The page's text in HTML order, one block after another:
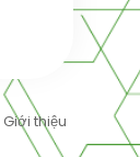
Giới thiệu